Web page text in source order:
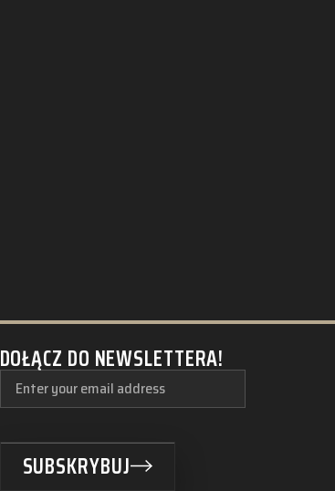
DOŁĄCZ DO NEWSLETTERA!
SUBSKRYBUJ